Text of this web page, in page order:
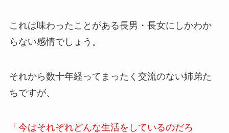
これは味わったことがある長男・長女にしかわか
らない感情でしょう。
それから数十年経ってまったく交流のない姉弟た
ちですが、
「今はそれぞれどんな生活をしているのだろ